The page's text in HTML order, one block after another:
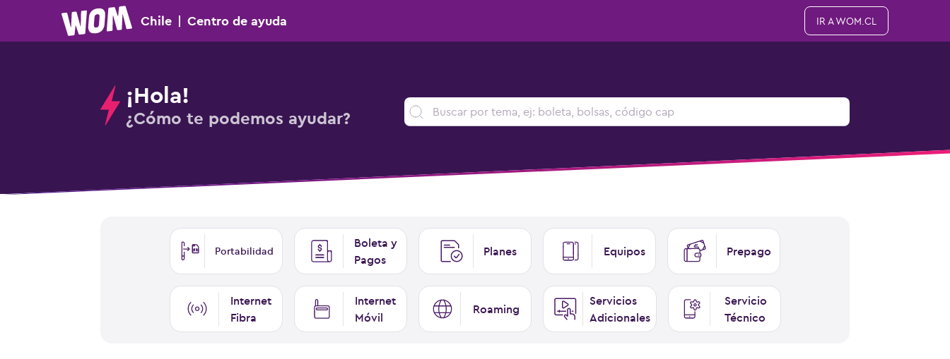
Chile | Centro de ayuda IR A WOM.CL
¡Hola!
¿Cómo te podemos ayudar?
Portabilidad
Boleta y
Pagos
Planes Equipos Prepago
Internet
Fibra
Internet
Móvil
Roaming
Servicios
Adicionales
Servicio
Técnico